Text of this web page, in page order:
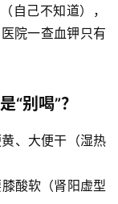
自己不知道），
院一查血钾只有
“别喝”？
、大便干（湿热
酸软（肾阳虚型